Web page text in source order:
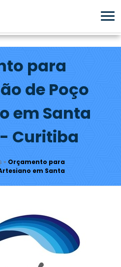
para
de Poço
em Santa
Curitiba
» Orçamento para
em Santa